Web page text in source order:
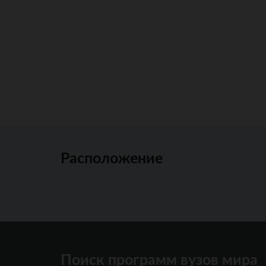
Расположение
Поиск программ вузов мира